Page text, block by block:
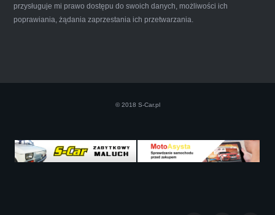
Iwona Górska
naprawde ludzki, nie zdziera, nie oszukuje.
przysługuje mi prawo dostępu do swoich danych, możliwości ich
poprawiania, żądania zaprzestania ich przetwarzania.
© 2018 S-Car.pl